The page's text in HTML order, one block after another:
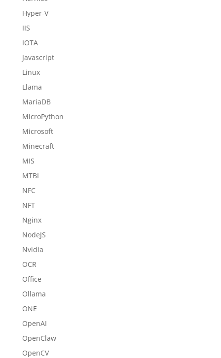
Hyper-V
IIS
IOTA
Javascript
Linux
Llama
MariaDB
MicroPython
Microsoft
Minecraft
MIS
MTBI
NFC
NFT
Nginx
NodeJS
Nvidia
OCR
Office
Ollama
ONE
OpenAI
OpenClaw
OpenCV